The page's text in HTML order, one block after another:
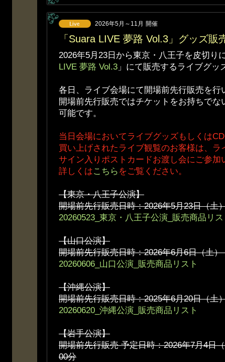
2026年5月～11月 開催
「Suara LIVE 夢路 Vol.3」グッズ販
2026年5月23日から東京・八王子を皮切り
LIVE 夢路 Vol.3 」にて販売するライブグ
各日、ライブ会場にて開場前先行販売を行
開場前先行販売ではチケットをお持ちで
可能です。
当日会場においてライブグッズもしくは
買い上げされたライブ観覧のお客様は、ラ
サイン入りポストカードお渡し会にご参加
詳しくはこちら をご覧ください。
【東京・八王子公演】
開場前先行販売日時：2026年5月23日（
20260523_東京・八王子公演_販売商品リ
【山口公演】
開場前先行販売日時：2026年6月6日（土
20260606_山口公演_販売商品リスト
【沖縄公演】
開場前先行販売日時：2025年6月20日（
20260620_沖縄公演_販売商品リスト
【岩手公演】
開場前先行販売 予定日時：2026年7月4日
00分